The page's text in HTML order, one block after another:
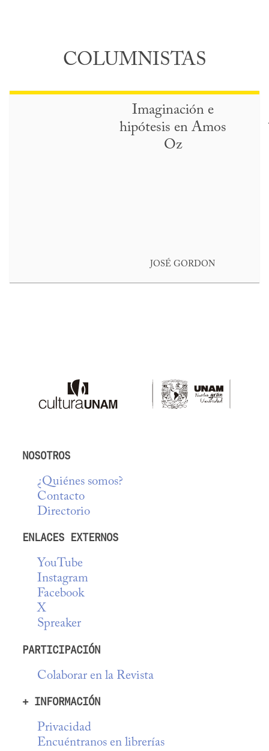
COLUMNISTAS
Imaginación e
hipótesis en Amos
Oz
JOSÉ GORDON
NOSOTROS
¿Quiénes somos?
Contacto
Directorio
ENLACES EXTERNOS
YouTube
Instagram
Facebook
X
Spreaker
PARTICIPACIÓN
Colaborar en la Revista
+ INFORMACIÓN
Privacidad
Encuéntranos en librerías